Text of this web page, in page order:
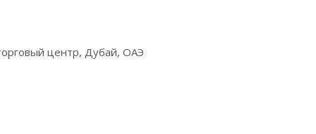
центр, Дубай, ОАЭ